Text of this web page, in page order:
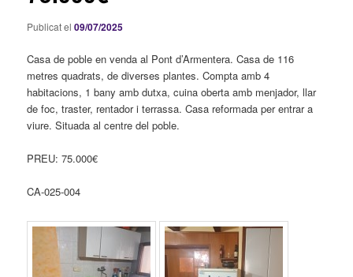
Publicat el09/07/2025
Casa de poble en venda al Pont d’Armentera. Casa de 116
metres quadrats, de diverses plantes. Compta amb 4
habitacions, 1 bany amb dutxa, cuina oberta amb menjador, llar
de foc, traster, rentador i terrassa. Casa reformada per entrar a
viure. Situada al centre del poble.
PREU: 75.000€
CA-025-004